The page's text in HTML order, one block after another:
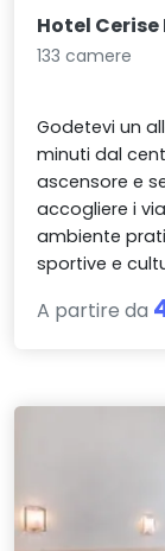
Hotel
133 camere
Godetevi un
minuti dal
ascensore e
accogliere i
ambiente
sportive e
A partire da